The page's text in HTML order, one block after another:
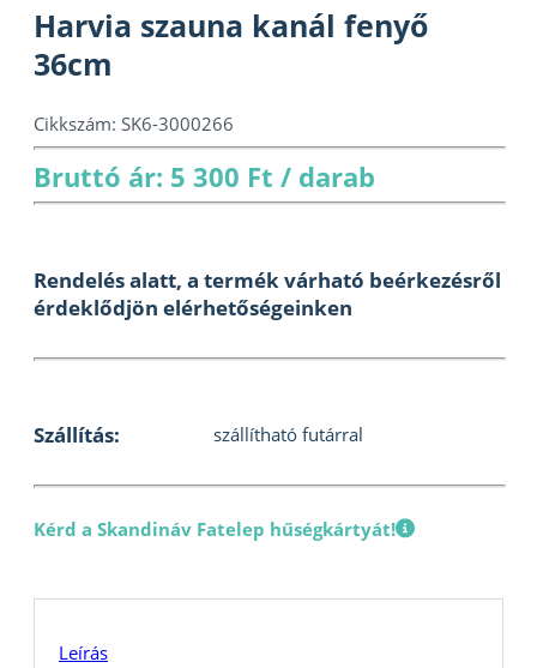
Harvia szauna kanál fenyő
36cm
Cikkszám: SK6-3000266
Bruttó ár: 5 300 Ft / darab
Rendelés alatt, a termék várható beérkezésről
érdeklődjön elérhetőségeinken
Szállítás: szállítható futárral
Kérd a Skandináv Fatelep hűségkártyát!
Leírás